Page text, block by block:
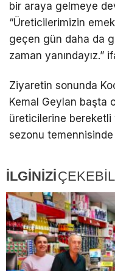
bir araya gelmeye
“Üreticilerimizin
geçen gün daha da
zaman yanındayız.”
Ziyaretin sonunda
Kemal Geylan başta
üreticilerine bereketli
sezonu
İLGİNİZİ